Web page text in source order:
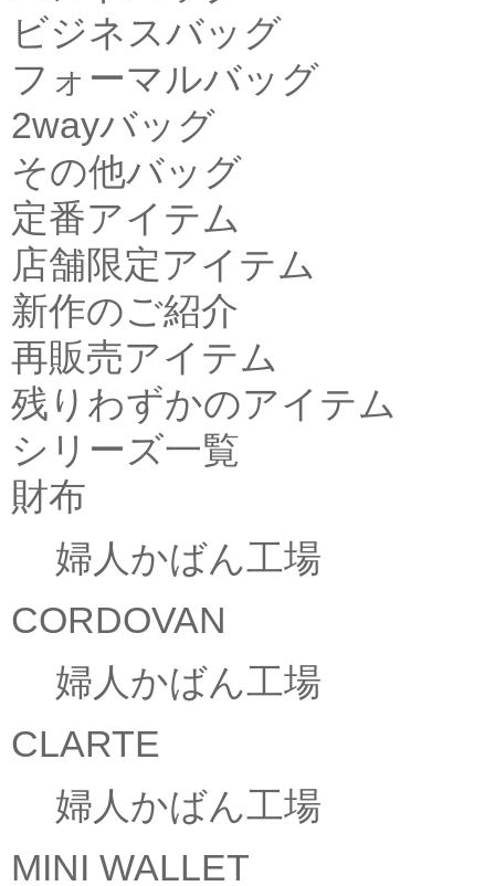
ビジネスバッグ
フォーマルバッグ
2wayバッグ
その他バッグ
定番アイテム
店舗限定アイテム
新作のご紹介
再販売アイテム
残りわずかのアイテム
シリーズ一覧
財布
婦人かばん工場
CORDOVAN
婦人かばん工場
CLARTE
婦人かばん工場
MINI WALLET